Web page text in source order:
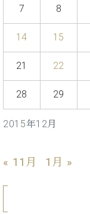
デ
ン
ス
ベ
ュ
色
タ
ッ
ベ
ヒ
タ
ー
楽
家
達
の
声
ヒ
ニ
ュ
ス・
ン
(入
情
報
プ
レ
リ
い！
は、
お
近
く
の
店
ヒ
ュ
ン・
パ
2015年12月
7 8
14 15
21 22
28 29
« 11月 1月 »